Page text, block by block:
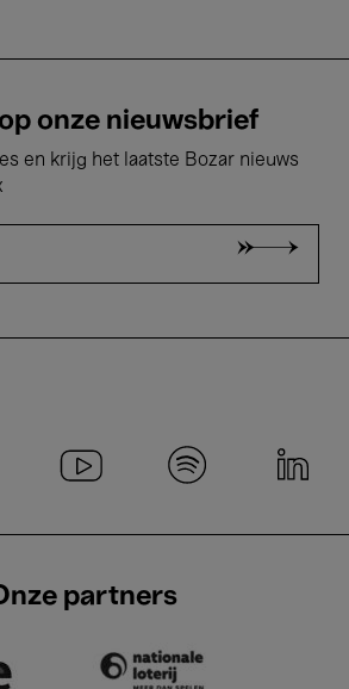
onze nieuwsbrief
en krijg het laatste Bozar nieuws
partners